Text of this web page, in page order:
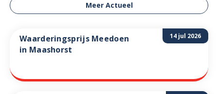
Meer Actueel
14 jul 2026
Waarderingsprijs Meedoen
in Maashorst